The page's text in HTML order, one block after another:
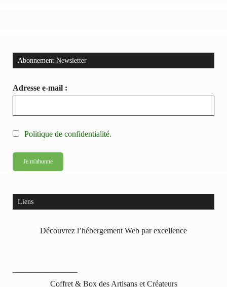
Abonnement Newsletter
Adresse e-mail :
Politique de confidentialité.
Liens
Découvrez l’hébergement Web par excellence
————————
Coffret & Box des Artisans et Créateurs